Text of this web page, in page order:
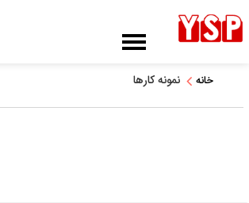
دسته بندی نمونه کارها
خانه نمونه کارها